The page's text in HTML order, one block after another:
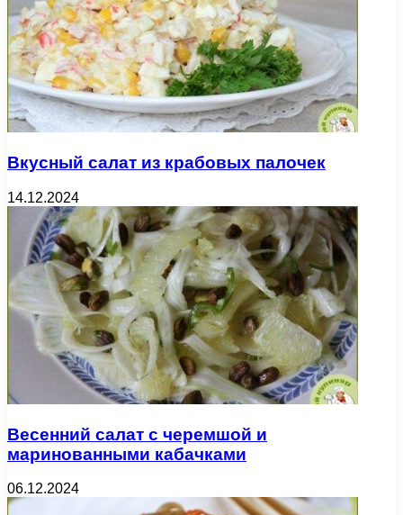
Вкусный салат из крабовых палочек
14.12.2024
Весенний салат с черемшой и
маринованными кабачками
06.12.2024